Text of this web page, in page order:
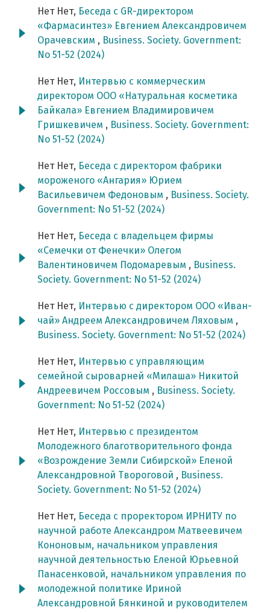
Нет Нет, Беседа с GR-директором
«Фармасинтез» Евгением Александровичем
Орачевским , Business. Society. Government:
No 51-52 (2024)
Нет Нет, Интервью с коммерческим
директором ООО «Натуральная косметика
Байкала» Евгением Владимировичем
Гришкевичем , Business. Society. Government:
No 51-52 (2024)
Нет Нет, Беседа с директором фабрики
мороженого «Ангария» Юрием
Васильевичем Федоновым , Business. Society.
Government: No 51-52 (2024)
Нет Нет, Беседа с владельцем фирмы
«Семечки от Фенечки» Олегом
Валентиновичем Подомаревым , Business.
Society. Government: No 51-52 (2024)
Нет Нет, Интервью с директором ООО «Иван-
чай» Андреем Александровичем Ляховым ,
Business. Society. Government: No 51-52 (2024)
Нет Нет, Интервью с управляющим
семейной сыроварней «Милаша» Никитой
Андреевичем Россовым , Business. Society.
Government: No 51-52 (2024)
Нет Нет, Интервью с президентом
Молодежного благотворительного фонда
«Возрождение Земли Сибирской» Еленой
Александровной Твороговой , Business.
Society. Government: No 51-52 (2024)
Нет Нет, Беседа с проректором ИРНИТУ по
научной работе Александром Матвеевичем
Кононовым, начальником управления
научной деятельностью Еленой Юрьевной
Панасенковой, начальником управления по
молодежной политике Ириной
Александровной Бянкиной и руководителем